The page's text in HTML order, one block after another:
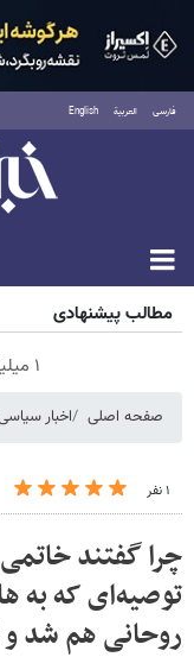
فارسی العربية English
جمعه ۱۶
مطالب پیشنهادی
۱ میلیارد اعتبار خرید طلا | بدون ضامن و چک
صفحه اصلی اخبار
۱ نفر
چرا گفتند
توصیه‌ای که به
روحانی هم شد و